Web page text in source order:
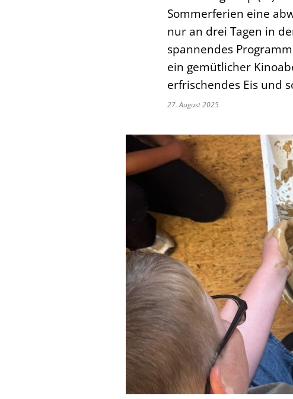
Sommerferien eine
nur an drei Tagen in
spannendes
ein gemütlicher
erfrischendes Eis und
27. August 2025